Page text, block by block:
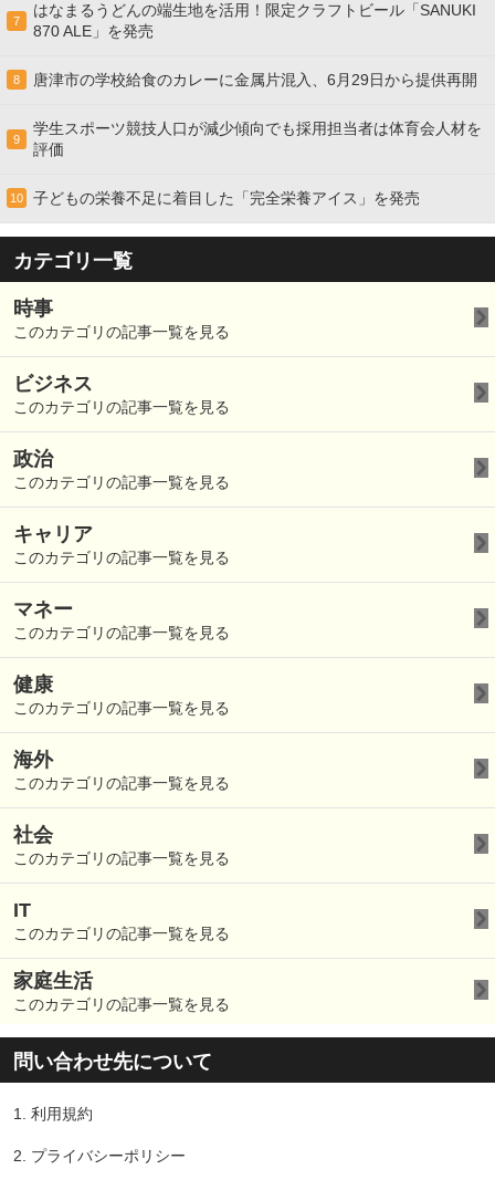
7
はなまるうどんの端生地を活用！限定クラフトビール「SANUKI
870 ALE」を発売
8 唐津市の学校給食のカレーに金属片混入、6月29日から提供再開
9
学生スポーツ競技人口が減少傾向でも採用担当者は体育会人材を
評価
10 子どもの栄養不足に着目した「完全栄養アイス」を発売
カテゴリ一覧
時事
このカテゴリの記事一覧を見る
ビジネス
このカテゴリの記事一覧を見る
政治
このカテゴリの記事一覧を見る
キャリア
このカテゴリの記事一覧を見る
マネー
このカテゴリの記事一覧を見る
健康
このカテゴリの記事一覧を見る
海外
このカテゴリの記事一覧を見る
社会
このカテゴリの記事一覧を見る
IT
このカテゴリの記事一覧を見る
家庭生活
このカテゴリの記事一覧を見る
問い合わせ先について
1. 利用規約
2. プライバシーポリシー